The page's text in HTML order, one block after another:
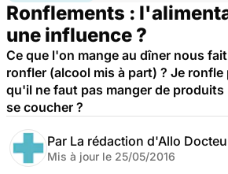
Ronflements :
une influence ?
Ce que l'on mange au dîner nous
ronfler (alcool mis à part) ? Je
qu'il ne faut pas manger de
se coucher ?
Par La rédaction d'Allo
Mis à jour le 25/05/2016